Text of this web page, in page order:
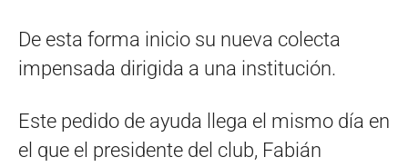
De esta forma inicio su nueva colecta
impensada dirigida a una institución.
Este pedido de ayuda llega el mismo día en
el que el presidente del club, Fabián